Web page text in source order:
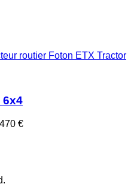
routier Foton ETX Tractor
6x4
€